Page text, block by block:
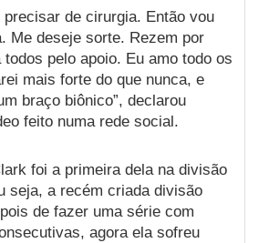
de cirurgia. Então vou
Me deseje sorte. Rezem por
pelo apoio. Eu amo todo os
mais forte do que nunca, e
braço biônico”, declarou
feito numa rede social.
foi a primeira dela na divisão
seja, a recém criada divisão
de fazer uma série com
agora ela sofreu